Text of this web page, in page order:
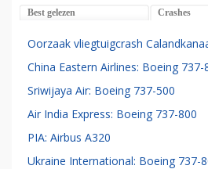
Best gelezen Crashes
Oorzaak vliegtuigcrash
China Eastern Airlines: Boeing 737-
Sriwijaya Air: Boeing 737-500
Air India Express: Boeing 737-800
PIA: Airbus A320
Ukraine International: Boeing 737-